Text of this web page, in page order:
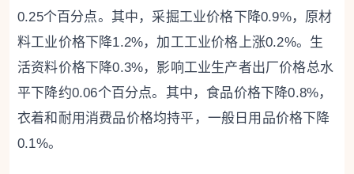
0.25个百分点。其中，采掘工业价格下降0.9%，原材
料工业价格下降1.2%，加工工业价格上涨0.2%。生
活资料价格下降0.3%，影响工业生产者出厂价格总水
平下降约0.06个百分点。其中，食品价格下降0.8%，
衣着和耐用消费品价格均持平，一般日用品价格下降
0.1%。